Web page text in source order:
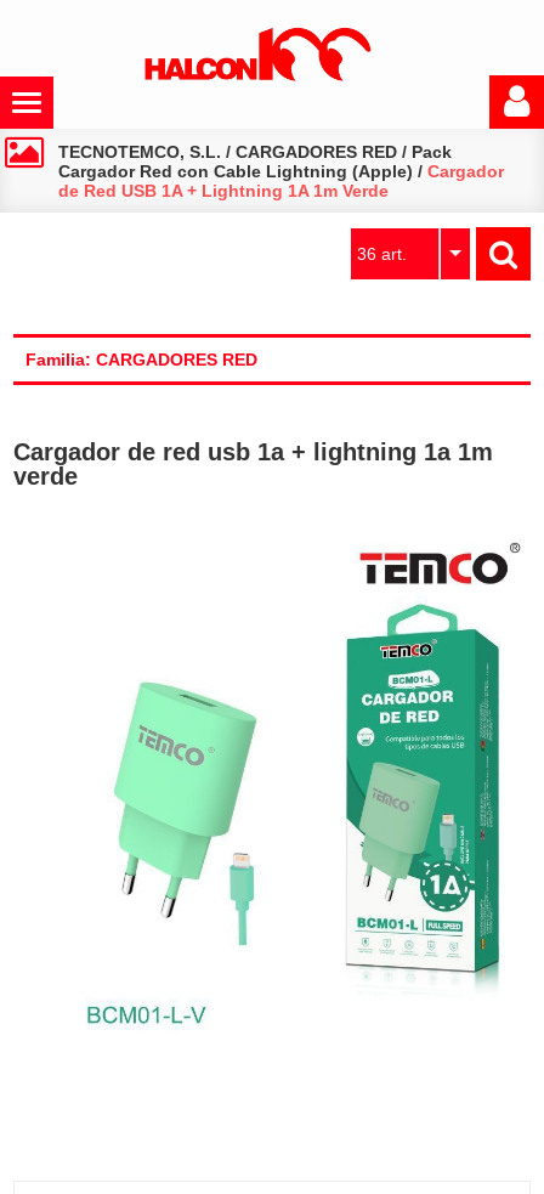
TECNOTEMCO, S.L. /CARGADORES RED / Pack
Cargador Red con Cable Lightning (Apple) /Cargador
de Red USB 1A + Lightning 1A 1m Verde
36 art.
Familia: CARGADORES RED
Cargador de red usb 1a + lightning 1a 1m
verde